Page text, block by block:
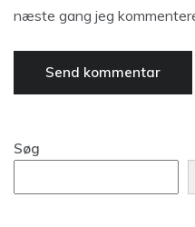
næste gang jeg
Søg